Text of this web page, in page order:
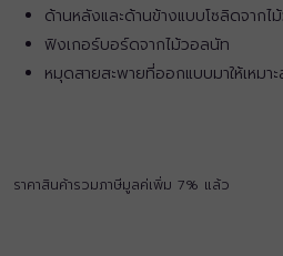
ด้านหลังและด้านข้างแบบโซลิดจากไ
ฟิงเกอร์บอร์ดจากไม้วอลนัท
หมุดสายสะพายที่ออกแบบมาให้เหมา
ราคาสินค้ารวมภาษีมูลค่เพิ่ม 7% แล้ว